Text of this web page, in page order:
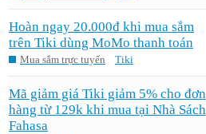
Hoàn ngay 20.000đ khi mua sắm
trên Tiki dùng MoMo thanh toán
Mua sắm trực tuyến Tiki
Mã giảm giá Tiki giảm 5% cho đơn
hàng từ 129k khi mua tại Nhà Sách
Fahasa